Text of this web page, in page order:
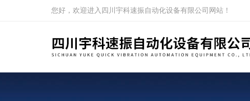
您好，欢迎进入四川宇科速振自动化设备有限公司网站！